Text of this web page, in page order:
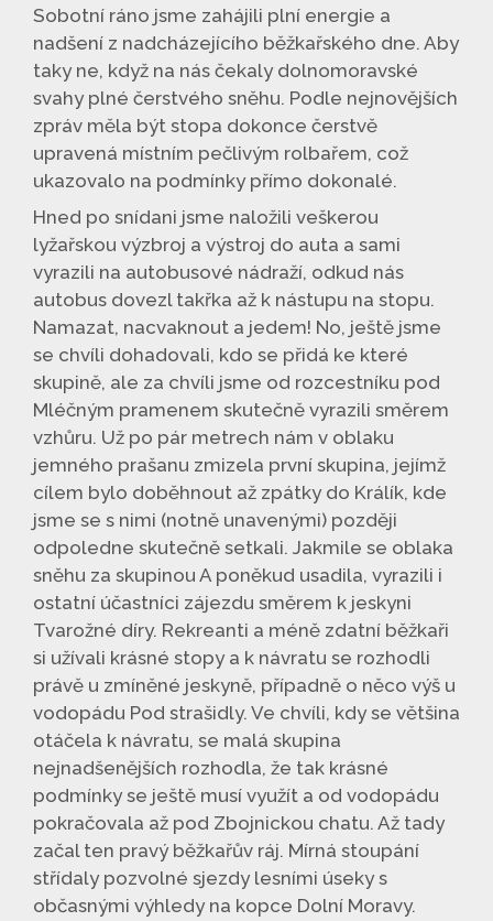
Sobotní ráno jsme zahájili plní energie a
nadšení z nadcházejícího běžkařského dne. Aby
taky ne, když na nás čekaly dolnomoravské
svahy plné čerstvého sněhu. Podle nejnovějších
zpráv měla být stopa dokonce čerstvě
upravená místním pečlivým rolbařem, což
ukazovalo na podmínky přímo dokonalé.
Hned po snídani jsme naložili veškerou
lyžařskou výzbroj a výstroj do auta a sami
vyrazili na autobusové nádraží, odkud nás
autobus dovezl takřka až k nástupu na stopu.
Namazat, nacvaknout a jedem! No, ještě jsme
se chvíli dohadovali, kdo se přidá ke které
skupině, ale za chvíli jsme od rozcestníku pod
Mléčným pramenem skutečně vyrazili směrem
vzhůru. Už po pár metrech nám v oblaku
jemného prašanu zmizela první skupina, jejímž
cílem bylo doběhnout až zpátky do Králík, kde
jsme se s nimi (notně unavenými) později
odpoledne skutečně setkali. Jakmile se oblaka
sněhu za skupinou A poněkud usadila, vyrazili i
ostatní účastníci zájezdu směrem k jeskyni
Tvarožné díry. Rekreanti a méně zdatní běžkaři
si užívali krásné stopy a k návratu se rozhodli
právě u zmíněné jeskyně, případně o něco výš u
vodopádu Pod strašidly. Ve chvíli, kdy se většina
otáčela k návratu, se malá skupina
nejnadšenějších rozhodla, že tak krásné
podmínky se ještě musí využít a od vodopádu
pokračovala až pod Zbojnickou chatu. Až tady
začal ten pravý běžkařův ráj. Mírná stoupání
střídaly pozvolné sjezdy lesními úseky s
občasnými výhledy na kopce Dolní Moravy.